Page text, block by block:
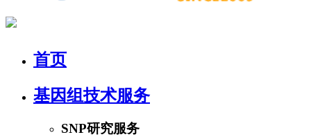
首页
基因组技术服务
SNP研究服务